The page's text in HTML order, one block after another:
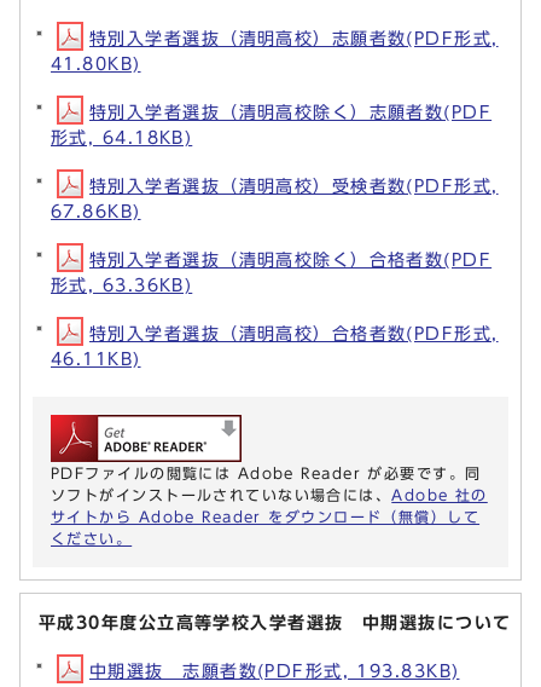
特別入学者選抜（清明高校）志願者数(PDF形式,
41.80KB)
特別入学者選抜（清明高校除く）志願者数(PDF
形式, 64.18KB)
特別入学者選抜（清明高校）受検者数(PDF形式,
67.86KB)
特別入学者選抜（清明高校除く）合格者数(PDF
形式, 63.36KB)
特別入学者選抜（清明高校）合格者数(PDF形式,
46.11KB)
PDFファイルの閲覧には Adobe Reader が必要です。同
ソフトがインストールされていない場合には、 Adobe 社の
サイトから Adobe Reader をダウンロード（無償）して
ください。
平成30年度公立高等学校入学者選抜 中期選抜について
中期選抜 志願者数(PDF形式, 193.83KB)